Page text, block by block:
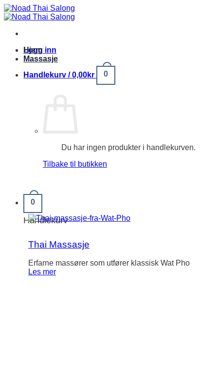
Skip
to
Logg inn
Handlekurv /0,00kr 0
Du har ingen produkter i handlekurven.
Tilbake til butikken
0
Handlekurv
Hjem
Massasje
Thai Massasje
Erfarne massører som utfører klassisk Wat Pho
Les mer